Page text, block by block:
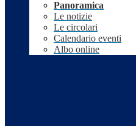
Panoramica
Le notizie
Le circolari
Calendario eventi
Albo online